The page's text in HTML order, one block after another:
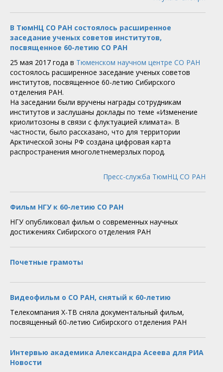
В ТюмНЦ СО РАН состоялось расширенное
заседание ученых советов институтов,
посвященное 60-летию СО РАН
25 мая 2017 года в Тюменском научном центре СО РАН
состоялось расширенное заседание ученых советов
институтов, посвященное 60-летию Сибирского
отделения РАН.
На заседании были вручены награды сотрудникам
институтов и заслушаны доклады по теме «Изменение
криолитозоны в связи с флуктуацией климата». В
частности, было рассказано, что для территории
Арктической зоны РФ создана цифровая карта
распространения многолетнемерзлых пород.
Пресс-служба ТюмНЦ СО РАН
Фильм НГУ к 60-летию СО РАН
НГУ опубликовал фильм о современных научных
достижениях Сибирского отделения РАН
Почетные грамоты
Видеофильм о СО РАН, снятый к 60-летию
Телекомпания X-ТВ сняла документальный фильм,
посвященный 60-летию Сибирского отделения РАН
Интервью академика Александра Асеева для РИА
Новости